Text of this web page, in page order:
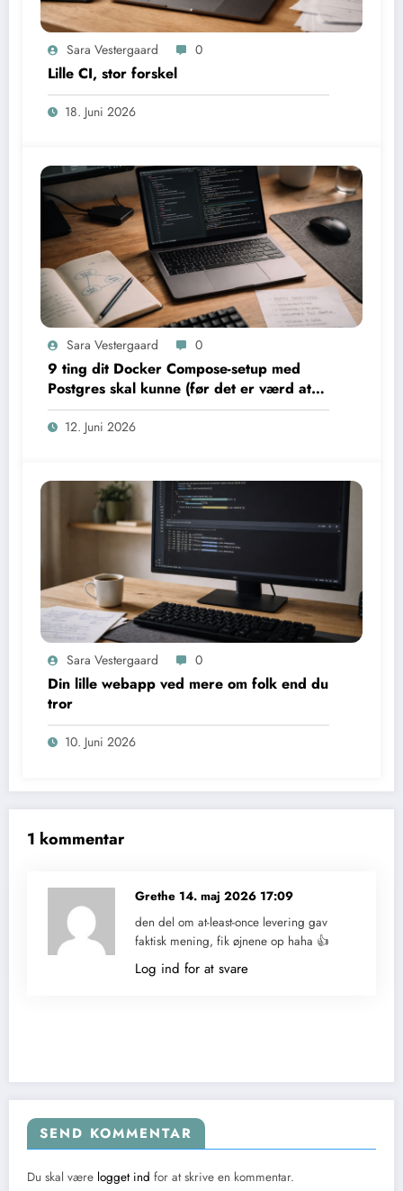
Sara Vestergaard 0
Lille CI, stor forskel
18. Juni 2026
Sara Vestergaard 0
9 ting dit Docker Compose-setup med
Postgres skal kunne (før det er værd at
bruge)
12. Juni 2026
Sara Vestergaard 0
Din lille webapp ved mere om folk end du
tror
10. Juni 2026
1 kommentar
Grethe 14. maj 2026 17:09
den del om at-least-once levering gav
faktisk mening, fik øjnene op haha 👍
Log ind for at svare
SEND KOMMENTAR
Du skal være logget ind for at skrive en kommentar.